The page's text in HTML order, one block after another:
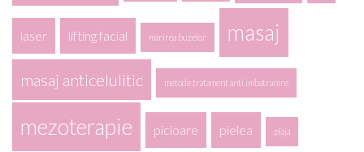
laser lifting facial marirea buzelor masaj
masaj anticelulitic metode tratament anti imbatranire
mezoterapie picioare pielea plaja